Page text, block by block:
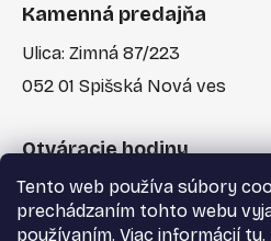
Tento web používa súbory
prechádzaním tohto webu
používaním. Viac informácií tu.
Kamenná predajňa
Ulica: Zimná 87/223
052 01 Spišská Nová ves
Otváracie hodiny
Po-Pia: 7:30 - 17:00